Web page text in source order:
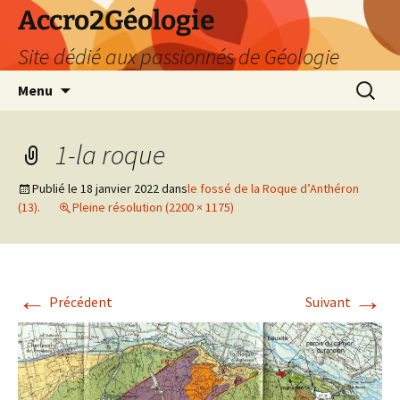
Accro2Géologie
Site dédié aux passionnés de Géologie
Menu
1-la roque
Publié le 18 janvier 2022dansle fossé de la Roque d’Anthéron
(13).
Pleine résolution (2200 × 1175)
← Précédent Suivant →